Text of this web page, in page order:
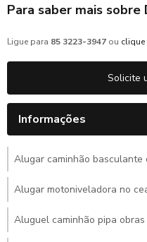
Para saber mais
Ligue para 85 3223-3947 ou clique
Solicite
Informações
Alugar caminhão basculante
Alugar motoniveladora no
Aluguel caminhão pipa obras